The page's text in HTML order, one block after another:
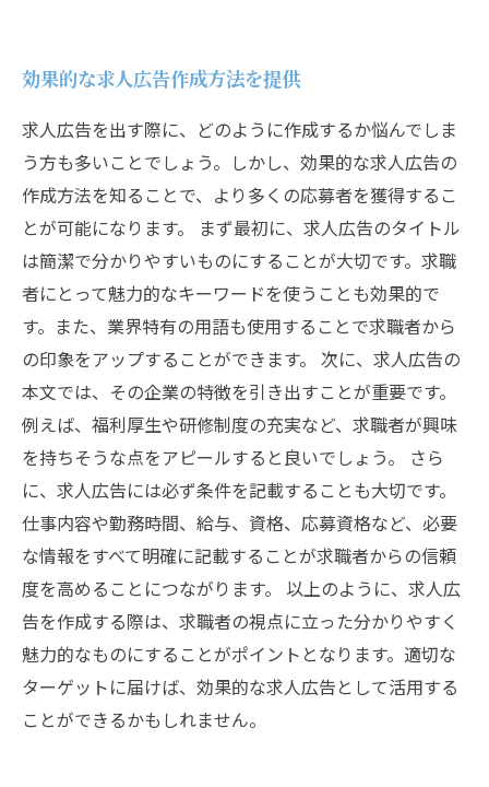
効果的な求人広告作成方法を提供
求人広告を出す際に、どのように作成するか悩んでしま
う方も多いことでしょう。しかし、効果的な求人広告の
作成方法を知ることで、より多くの応募者を獲得するこ
とが可能になります。 まず最初に、求人広告のタイトル
は簡潔で分かりやすいものにすることが大切です。求職
者にとって魅力的なキーワードを使うことも効果的で
す。また、業界特有の用語も使用することで求職者から
の印象をアップすることができます。 次に、求人広告の
本文では、その企業の特徴を引き出すことが重要です。
例えば、福利厚生や研修制度の充実など、求職者が興味
を持ちそうな点をアピールすると良いでしょう。 さら
に、求人広告には必ず条件を記載することも大切です。
仕事内容や勤務時間、給与、資格、応募資格など、必要
な情報をすべて明確に記載することが求職者からの信頼
度を高めることにつながります。 以上のように、求人広
告を作成する際は、求職者の視点に立った分かりやすく
魅力的なものにすることがポイントとなります。適切な
ターゲットに届けば、効果的な求人広告として活用する
ことができるかもしれません。